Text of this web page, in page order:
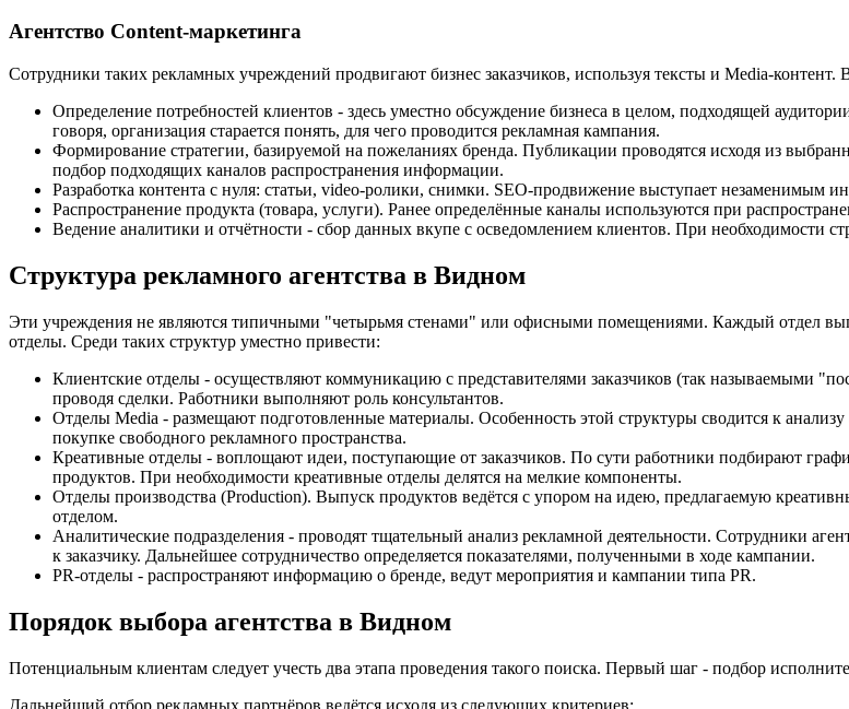
Агентство Content-маркетинга
Сотрудники таких рекламных учреждений продвигают бизнес заказчиков, используя тексты и Media-контент.
Определение потребностей клиентов - здесь уместно обсуждение бизнеса в целом, подходящей
говоря, организация старается понять, для чего проводится рекламная кампания.
Формирование стратегии, базируемой на пожеланиях бренда. Публикации проводятся исходя из
подбор подходящих каналов распространения информации.
Разработка контента с нуля: статьи, video-ролики, снимки. SEO-продвижение выступает незаменимым
Распространение продукта (товара, услуги). Ранее определённые каналы используются при
Ведение аналитики и отчётности - сбор данных вкупе с осведомлением клиентов. При необходимости
Структура рекламного агентства в Видном
Эти учреждения не являются типичными "четырьмя стенами" или офисными помещениями. Каждый отдел
отделы. Среди таких структур уместно привести:
Клиентские отделы - осуществляют коммуникацию с представителями заказчиков (так называемыми
проводя сделки. Работники выполняют роль консультантов.
Отделы Media - размещают подготовленные материалы. Особенность этой структуры сводится к
покупке свободного рекламного пространства.
Креативные отделы - воплощают идеи, поступающие от заказчиков. По сути работники подбирают
продуктов. При необходимости креативные отделы делятся на мелкие компоненты.
Отделы производства (Production). Выпуск продуктов ведётся с упором на идею, предлагаемую
отделом.
Аналитические подразделения - проводят тщательный анализ рекламной деятельности. Сотрудники
к заказчику. Дальнейшее сотрудничество определяется показателями, полученными в ходе кампании.
PR-отделы - распространяют информацию о бренде, ведут мероприятия и кампании типа PR.
Порядок выбора агентства в Видном
Потенциальным клиентам следует учесть два этапа проведения такого поиска. Первый шаг - подбор
Дальнейший отбор рекламных партнёров ведётся исходя из следующих критериев: